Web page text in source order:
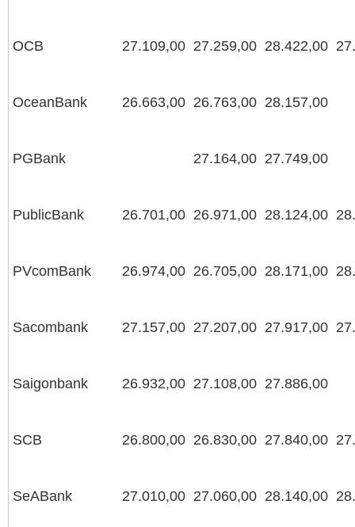
OCB 27.109,00 27.259,00 28.422,00
OceanBank 26.663,00 26.763,00 28.157,00
PGBank 27.164,00 27.749,00
PublicBank 26.701,00 26.971,00 28.124,00
PVcomBank 26.974,00 26.705,00 28.171,00
Sacombank 27.157,00 27.207,00 27.917,00
Saigonbank 26.932,00 27.108,00 27.886,00
SCB 26.800,00 26.830,00 27.840,00
SeABank 27.010,00 27.060,00 28.140,00